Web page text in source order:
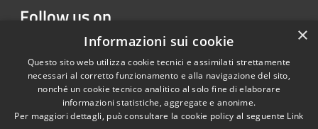
Follow us on
FacebookYoutubeInstagramTelegramWhatsapp
RSS
Copyright © 2026 • Comune
×
Informazioni sui cookie
Questo sito web utilizza cookie tecnici e assimilati strettamente
necessari al corretto funzionamento e alla navigazione del sito,
nonché un cookie tecnico analitico al solo fine di elaborare
informazioni statistiche, aggregate e anonime.
Per maggiori dettagli, può consultare la cookie policy al seguente Link